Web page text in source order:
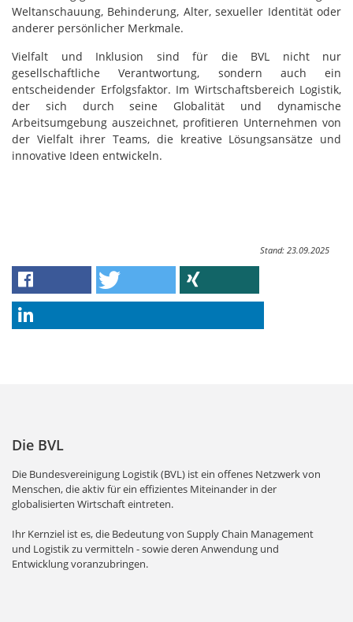
Weltanschauung, Behinderung, Alter, sexueller Identität oder
anderer persönlicher Merkmale.
Vielfalt und Inklusion sind für die BVL nicht nur
gesellschaftliche Verantwortung, sondern auch ein
entscheidender Erfolgsfaktor. Im Wirtschaftsbereich Logistik,
der sich durch seine Globalität und dynamische
Arbeitsumgebung auszeichnet, profitieren Unternehmen von
der Vielfalt ihrer Teams, die kreative Lösungsansätze und
innovative Ideen entwickeln.
Stand: 23.09.2025
Die BVL
Die Bundesvereinigung Logistik (BVL) ist ein offenes Netzwerk von
Menschen, die aktiv für ein effizientes Miteinander in der
globalisierten Wirtschaft eintreten.
Ihr Kernziel ist es, die Bedeutung von Supply Chain Management
und Logistik zu vermitteln - sowie deren Anwendung und
Entwicklung voranzubringen.